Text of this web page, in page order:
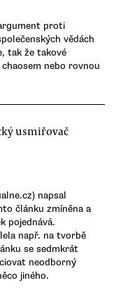
proti
vědách
tak že takové
nebo rovnou
usmiřovač
napsal
článku zmíněna a
pojednává.
např. na tvorbě
se sedmkrát
neodborný
jiného.